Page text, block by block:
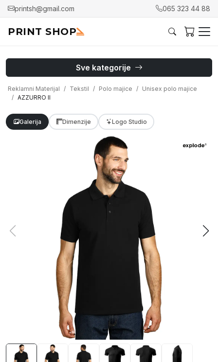
printsh@gmail.com 065 323 44 88
PRINT SHOP
Sve kategorije
Reklamni Materijal Tekstil Polo majice
Unisex polo majice
AZZURRO II
Galerija Dimenzije Logo Studio